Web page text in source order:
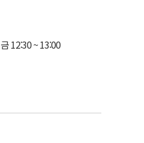
금 12:30 ~ 13:00